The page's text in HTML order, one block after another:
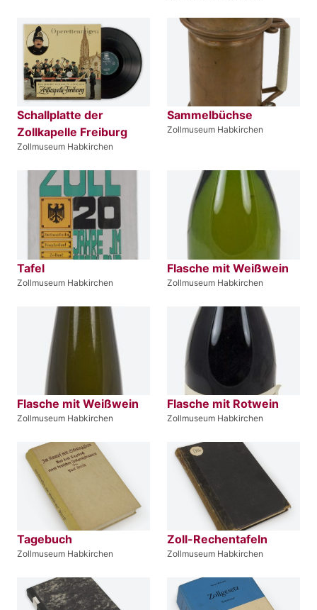
Schallplatte der
Zollkapelle Freiburg
Zollmuseum Habkirchen
Sammelbüchse
Zollmuseum Habkirchen
Tafel
Zollmuseum Habkirchen
Flasche mit Weißwein
Zollmuseum Habkirchen
Flasche mit Weißwein
Zollmuseum Habkirchen
Flasche mit Rotwein
Zollmuseum Habkirchen
Tagebuch
Zollmuseum Habkirchen
Zoll-Rechentafeln
Zollmuseum Habkirchen